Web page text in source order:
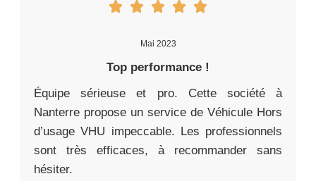
Mai 2023
Top performance !
Équipe sérieuse et pro. Cette société à
Nanterre propose un service de Véhicule Hors
d’usage VHU impeccable. Les professionnels
sont très efficaces, à recommander sans
hésiter.